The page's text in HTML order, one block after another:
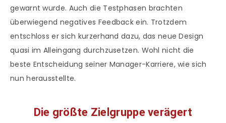
gewarnt wurde. Auch die Testphasen brachten
überwiegend negatives Feedback ein. Trotzdem
entschloss er sich kurzerhand dazu, das neue Design
quasi im Alleingang durchzusetzen. Wohl nicht die
beste Entscheidung seiner Manager-Karriere, wie sich
nun herausstellte.
Die größte Zielgruppe verägert